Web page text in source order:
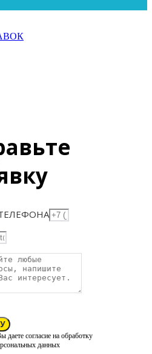
согласие на обработку
данных